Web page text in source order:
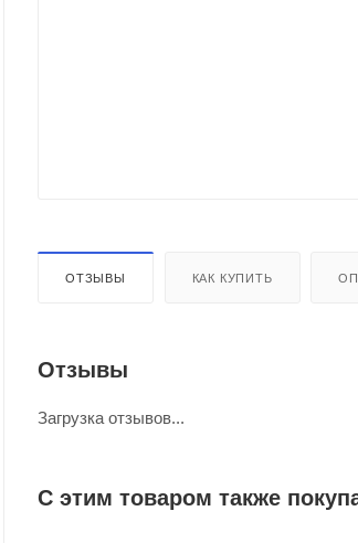
ОТЗЫВЫ КАК КУПИТЬ
Отзывы
Загрузка отзывов...
С этим товаром также